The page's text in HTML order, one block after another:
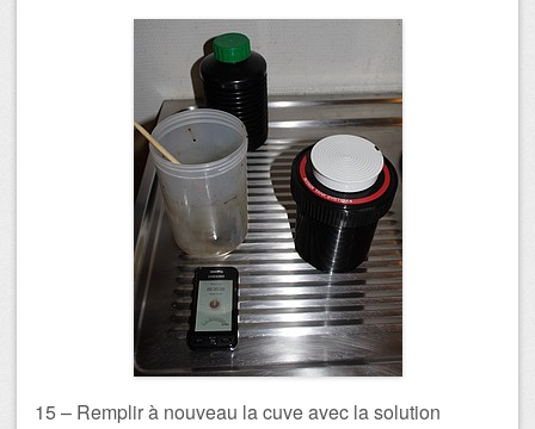
15 – Remplir à nouveau la cuve avec la solution